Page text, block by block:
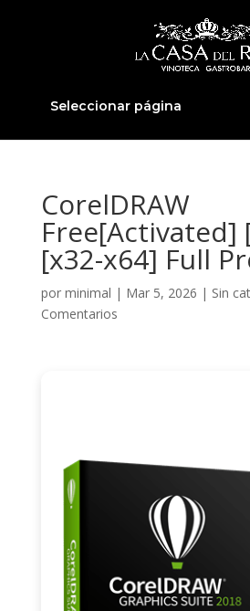
Seleccionar página
CorelDRAW
Free[Activated]
[x32-x64] Full
por minimal | Mar 5, 2026 | Sin
Comentarios